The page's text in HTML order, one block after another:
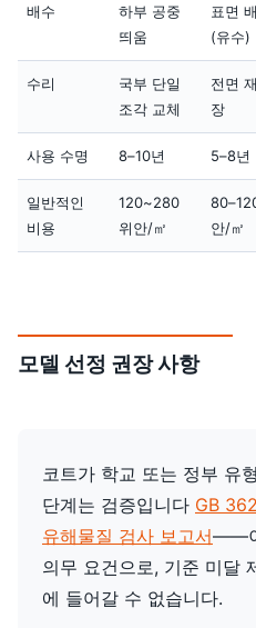
배수
하부 공중
띄움
표면
(유수)
수리
국부 단일
조각 교체
전면
장
사용 수명 8–10년 5–8년
일반적인
비용
120~280
위안/㎡
안/㎡
모델 선정 권장 사항
코트가 학교 또는 정부 유
단계는 검증입니다 GB
유해물질 검사 보고서——
의무 요건으로, 기준 미달
에 들어갈 수 없습니다.